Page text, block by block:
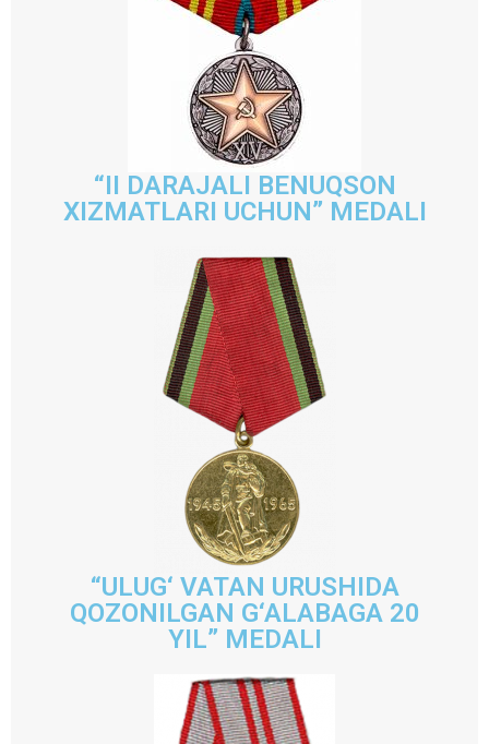
“II DARAJALI BENUQSON
XIZMATLARI UCHUN” MEDALI
“ULUG‘ VATAN URUSHIDA
QOZONILGAN G‘ALABAGA 20
YIL” MEDALI